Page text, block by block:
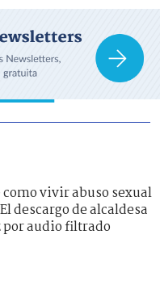
vivir abuso sexual
descargo de alcaldesa
por audio filtrado